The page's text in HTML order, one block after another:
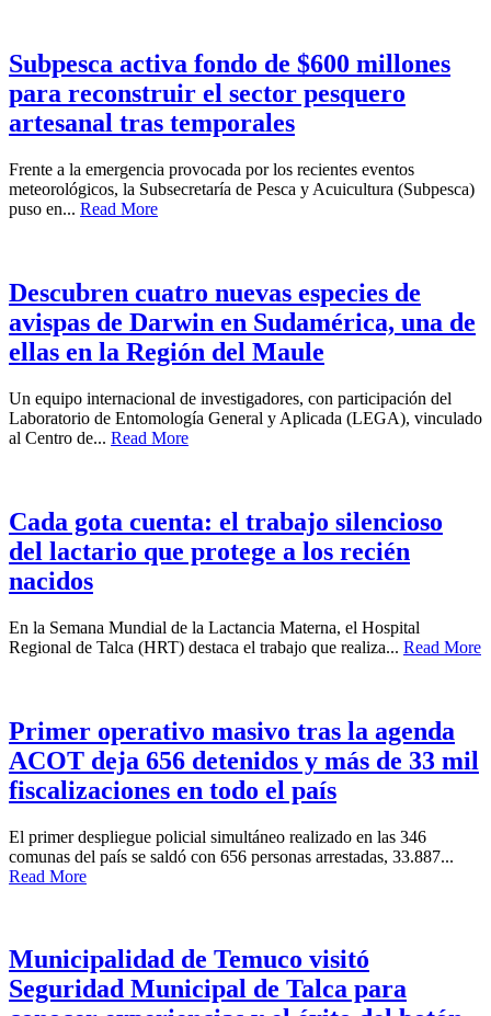
Subpesca activa fondo de $600 millones
para reconstruir el sector pesquero
artesanal tras temporales
Frente a la emergencia provocada por los recientes eventos
meteorológicos, la Subsecretaría de Pesca y Acuicultura (Subpesca)
puso en... Read More
Descubren cuatro nuevas especies de
avispas de Darwin en Sudamérica, una de
ellas en la Región del Maule
Un equipo internacional de investigadores, con participación del
Laboratorio de Entomología General y Aplicada (LEGA), vinculado
al Centro de... Read More
Cada gota cuenta: el trabajo silencioso
del lactario que protege a los recién
nacidos
En la Semana Mundial de la Lactancia Materna, el Hospital
Regional de Talca (HRT) destaca el trabajo que realiza... Read More
Primer operativo masivo tras la agenda
ACOT deja 656 detenidos y más de 33 mil
fiscalizaciones en todo el país
El primer despliegue policial simultáneo realizado en las 346
comunas del país se saldó con 656 personas arrestadas, 33.887...
Read More
Municipalidad de Temuco visitó
Seguridad Municipal de Talca para